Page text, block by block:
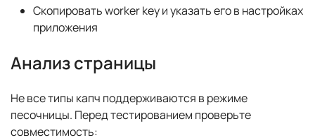
Скопировать worker key и указать его в настройках
приложения
Анализ страницы
Не все типы капч поддерживаются в режиме
песочницы. Перед тестированием проверьте
совместимость: